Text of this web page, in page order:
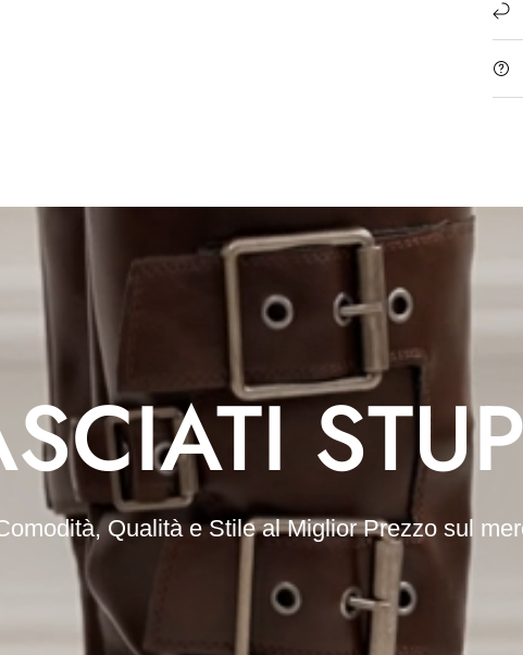
Qualità e Stile al Miglior Prezzo sul